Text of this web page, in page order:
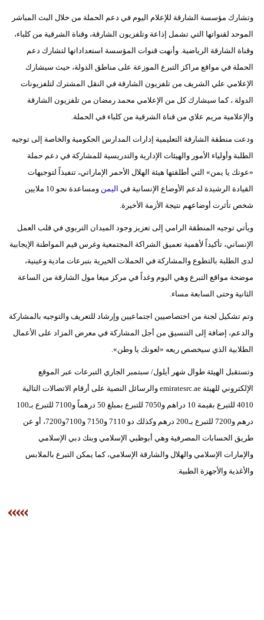
وتشارك مؤسسة الشارقة للإعلام اليوم في دعم الحملة من خلال البث المباشر
الموحد لقنواتها التي تشمل إذاعة وتلفزيون الشارقة، وقناة الشرقية من كلباء،
وقناة الشارقة الرياضية. وأنهت قنوات المؤسسة استعداداتها لتشارك دعم
الحملة في مواقع مراكز التبرع الموزعة على مناطق الدولة، حيث سيشارك
الإعلامي علي الشريف من تلفزيون الشارقة في النقل المشترك لتلفزيونات
الدولة ، كما سيشارك كل من الإعلامي محمد رمضان من تلفزيون الشارقة
والإعلامية مريم علاي من قناة الشرقية من كلباء في الحملة.
ودعت منطقة الشارقة التعليمية إدارات المدارس الحكومية والخاصة إلى توجيه
الطلبة وأولياء الأمور والهيئات الإدارية والتدريسية للمشاركة في دعم حملة
«عونك يا يمن» التي أطلقتها هيئة الهلال الأحمر الإماراتي، تنفيذاً لتوجيهات
القيادة الرشيدة لدعم الأوضاع الإنسانية في اليمن
ومساعدة نحو 10 ملايين
شخص تأثرت أوضاعهم نتيجة الأزمة الأخيرة.
ويأتي توجيه المنطقة الرامي إلى تعزيز وجود الميدان التربوي في قلب العمل
الإنساني، تأكيداً لأهمية تعميق الشراكة المجتمعية وغرس قيم المواطنة الإيجابية
لدى الطلبة بالتطوع والمشاركة في الحملات الخيرية بتبرعات مادية وعينية،
موضحة مواقع التبرع وهي اليوم وغداً في مركز ميغا مول الشارقة من الساعة
الثانية وحتى السابعة مساء.
وتم تشكيل لجنة من اختصاصيين اجتماعيين وإرشاد للتعريف والتوجيه بالمشاركة
والدعم، إضافة إلى التنسيق من أجل المشاركة في معرض المزاد على الأعمال
الطلابية الذي سيخصص ريعه «لعونك يا وطن».
وتستقبل الهيئة طوال شهر أيلول/ سبتمبر الجاري التبرعات عبر الموقع
الإلكتروني للهيئة emiratesrc.ae والرسائل النصية على أرقام الاتصالات التالية
4010 للتبرع بقيمة 10 دراهم و7050 للتبرع بمبلغ 50 درهماً و7100 للتبرع بـ100
درهم و7200 للتبرع بـ200 درهم وكذلك دو 7110 و7150 و7100و7200، أو عن
طريق الحسابات المصرفية وهي أبوظبي الإسلامي وبنك دبي الإسلامي
والإمارات الإسلامي والهلال والشارقة الإسلامي، كما يمكن التبرع بالملابس
والأغذية والأجهزة الطبية.